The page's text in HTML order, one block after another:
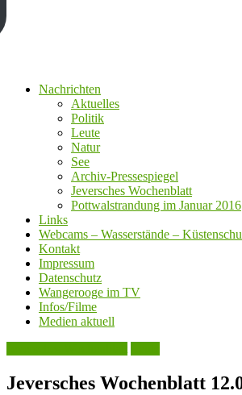
Nachrichten
Aktuelles
Politik
Leute
Natur
See
Archiv-Pressespiegel
Jeversches Wochenblatt
Pottwalstrandung im Januar 2016
Links
Webcams – Wasserstände –
Kontakt
Impressum
Datenschutz
Wangerooge im TV
Infos/Filme
Medien aktuell
Jeversches Wochenblatt